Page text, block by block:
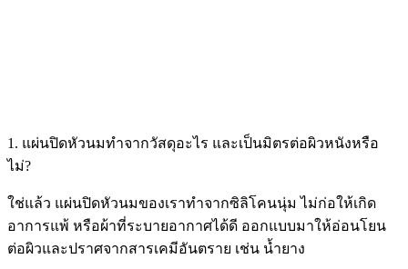
1. แผ่นปิดหัวนมทำจากวัสดุอะไร และเป็นมิตรต่อผิวหนังหรือ
ไม่?
ใช่แล้ว แผ่นปิดหัวนมของเราทำจากซิลิโคนนุ่ม ไม่ก่อให้เกิด
อาการแพ้ หรือผ้าที่ระบายอากาศได้ดี ออกแบบมาให้อ่อนโยน
ต่อผิวและปราศจากสารเคมีอันตราย เช่น น้ำยาง